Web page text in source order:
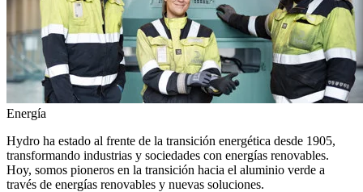
Energía
Hydro ha estado al frente de la transición energética desde 1905,
transformando industrias y sociedades con energías renovables.
Hoy, somos pioneros en la transición hacia el aluminio verde a
través de energías renovables y nuevas soluciones.